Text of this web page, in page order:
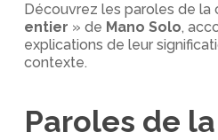
Découvrez les paroles de la
entier » de Mano Solo,
explications de leur
contexte.
Paroles de